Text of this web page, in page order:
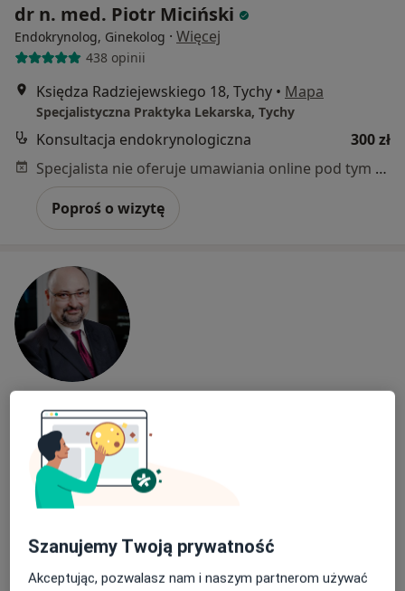
dr n. med. Piotr Miciński
Endokrynolog, Ginekolog · Więcej
438 opinii
Księdza Radziejewskiego 18, Tychy • Mapa
Specjalistyczna Praktyka Lekarska, Tychy
Konsultacja endokrynologiczna
300 zł
Specjalista nie oferuje umawiania online pod tym adresem.
Poproś o wizytę
lek. Tomasz Szulik
Ginekolog Więcej
242 opinie
ul. Fabryczna 2, Tychy
Centrum Medyczne Ultra-Med-Strefa
Konsultacja ginekologiczna
Szanujemy Twoją prywatność
Akceptując, pozwalasz nam i naszym partnerom używać